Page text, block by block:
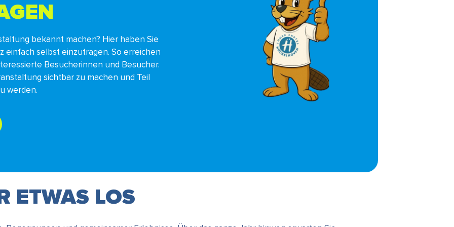
bekannt machen? Hier haben Sie
einfach selbst einzutragen. So erreichen
Besucherinnen und Besucher.
sichtbar zu machen und Teil
werden.
ETWAS LOS